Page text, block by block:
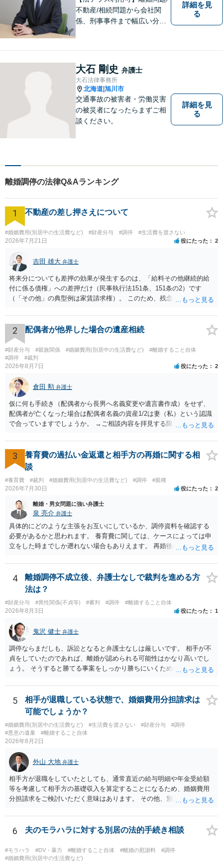
不動産/相続問題から会社関
係、刑事事件まで幅広い分野
て、身近な相談相手となるこ
とを目指しております。お困
りの際は、お気軽にご相談く
ださい。
詳細を見
る
大石 剛史 弁護士
大石法律事務所
北海道 旭川市
交通事故の被害者・労働災害
の被災者になったらまずご相
談ください。
詳細を見
る
離婚調停の法律Q&Aランキング
1 不動産の差し押さえについて
#婚姻費用(別居中の生活費など) #財産分与 #調停 #生活費を渡さない
2026年7月21日 役にたった 2
吉田 雄大 弁護士
将来分についても差押の効果が発生するのは、「給料その他継続的給
付に係る債権」への差押だけ（民事執行法151条、151条の2）です
（「その他」の典型例は家賃請求権）。 このため、残念ながらお答え
のみが配当の対象です。
2 配偶者が他界した場合の遺産相続
#財産分与 #親族関係 #婚姻費用(別居中の生活費など)
#離婚すること自体
#調停
#裁判
2026年8月7日 役にたった 2
倉田 勲 弁護士
仮に何も手続き（配偶者から長男へ名義変更や遺言書作成）をせず、
配偶者が亡くなった場合は配偶者名義の資産1/2は妻（私）という認識
で合っていますでしょうか。 →ご相談内容を拝見する限りでは、その
完全に所有する場合は、他の相続人に対して自宅の評価額の１/２の代
償金の支払いが必要になります。
3
養育費の過払い金返還と相手方の再婚に関する相
談
#養育費 #裁判 #婚姻費用(別居中の生活費など) #調停 #親権
2026年7月30日 役にたった 2
離婚・男女問題に強い弁護士
泉 亮介 弁護士
具体的にどのような主張をお互いにしているか、調停資料を確認する
必要があるかと思われます。 養育費に関しては、ケースによっては申
立をした時までしか遡れない場合もありえます。 再婚後の相手方の行
養育費に関するやりとり等があればそちらについても確認する必要が
あるでしょう。 公開相談の場での回答よりも個別に弁護士にご相談さ
れることをお勧めいたします。
4
離婚調停不成立後、弁護士なしで裁判を進める方
法は？
#財産分与 #異性関係(不貞等) #審判 #調停 #離婚すること自体
2026年8月3日 役にたった 1
鬼沢 健士 弁護士
調停ならまだしも、訴訟となると弁護士なしは厳しいです。 相手が不
貞をしていたのであれば、離婚が認められる可能性はかなり高いでし
ょう。 そうすると勝てる事案をしっかり勝ちにいくためにも弁護士委
5
相手が退職している状態で、婚姻費用分担請求は
可能でしょうか？
#婚姻費用(別居中の生活費など) #生活費を渡さない #財産分与
#調停
#悪意の遺棄
#離婚すること自体
2026年8月2日
外山 大地 弁護士
相手方が退職をしていたとしても、通常直近の給与明細や年金受給額
等を考慮して相手方の基礎収入を算定することになるため、婚姻費用
分担請求をご検討いただく意味はあります。 その他、別居の経緯、質
て、ご検討いただくのが良いかと思います。
6 夫のモラハラに対する別居の法的手続き相談
#モラハラ #DV・暴力 #離婚すること自体 #離婚の慰謝料
#調停
#婚姻費用(別居中の生活費など)